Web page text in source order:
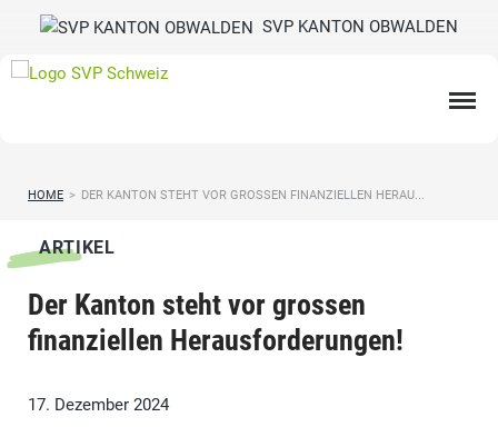
SVP KANTON OBWALDEN
HOME > DER KANTON STEHT VOR GROSSEN FINANZIELLEN HERAU...
ARTIKEL
Der Kanton steht vor grossen
finanziellen Herausforderungen!
17. Dezember 2024